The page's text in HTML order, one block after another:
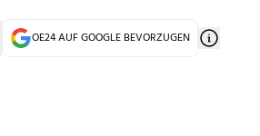
OE24 AUF GOOGLE BEVORZUGEN